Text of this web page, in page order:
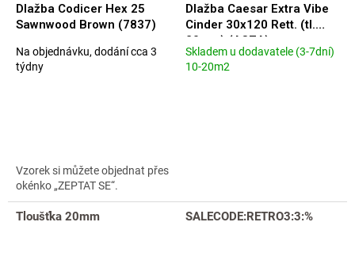
Dlažba Codicer Hex 25
Sawnwood Brown (7837)
Průměrné
hodnocení
hvězdiček.
Na objednávku, dodání cca 3
týdny
Vzorek si můžete objednat přes
okénko „ZEPTAT SE“.
Dlažba Caesar Extra Vibe
Cinder 30x120 Rett. (tl.
20mm) (ACZA)
Průměrné
Skladem u dodavatele (3-7dní)
10-20m2
Tloušťka 20mm SALECODE:RETRO3:3:%